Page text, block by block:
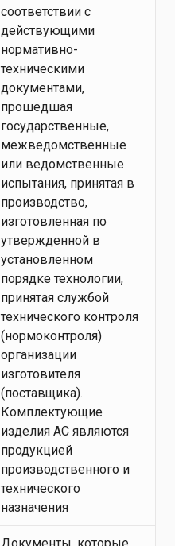
соответствии с
действующими
нормативно-
техническими
документами,
прошедшая
государственные,
межведомственные
или ведомственные
испытания, принятая в
производство,
изготовленная по
утвержденной в
установленном
порядке технологии,
принятая службой
технического контроля
(нормоконтроля)
организации
изготовителя
(поставщика).
Комплектующие
изделия АС являются
продукцией
производственного и
технического
назначения